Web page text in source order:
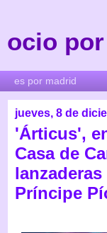
ocio
jueves, 8 de
'Árticus',
Casa de
Príncipe